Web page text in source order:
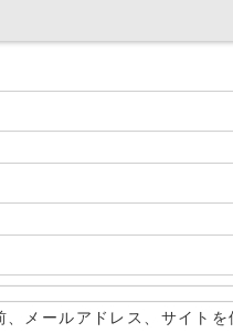
メールアドレス、サイトを